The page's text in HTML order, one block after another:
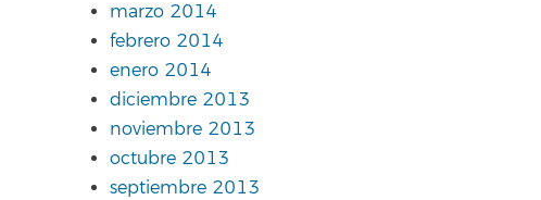
marzo 2014
febrero 2014
enero 2014
diciembre 2013
noviembre 2013
octubre 2013
septiembre 2013